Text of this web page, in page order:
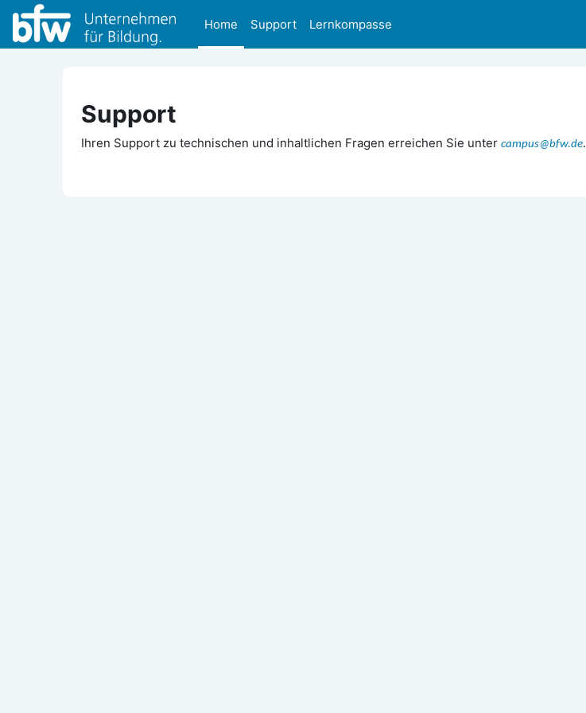
ပင်မစာမျက်နှာထိ ကျော်မည်
Home
Support Lernkompasse
Support
Ihren Support zu technischen und inhaltlichen Fragen erreichen Sie untercampus@bfw.de.